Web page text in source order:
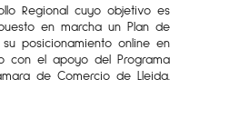
Regional cuyo objetivo es
en marcha un Plan de
posicionamiento online en
con el apoyo del Programa
de Comercio de Lleida.